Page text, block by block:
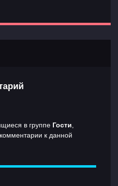
в группе Гости,
к данной